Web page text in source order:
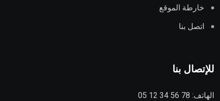
خارطة الموقع
اتصل بنا
للإتصال بنا
الهاتف: 78 56 34 12 05